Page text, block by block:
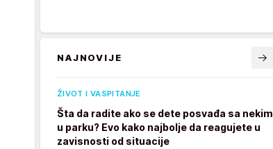
NAJNOVIJE
ŽIVOT I VASPITANJE
Šta da radite ako se dete posvađa sa nekim
u parku? Evo kako najbolje da reagujete u
zavisnosti od situacije